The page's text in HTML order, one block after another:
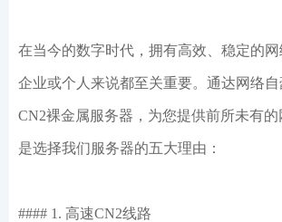
在当今的数字时代，拥有高效、稳定的
企业或个人来说都至关重要。通达网络
CN2裸金属服务器，为您提供前所未有
是选择我们服务器的五大理由：
#### 1. 高速CN2线路